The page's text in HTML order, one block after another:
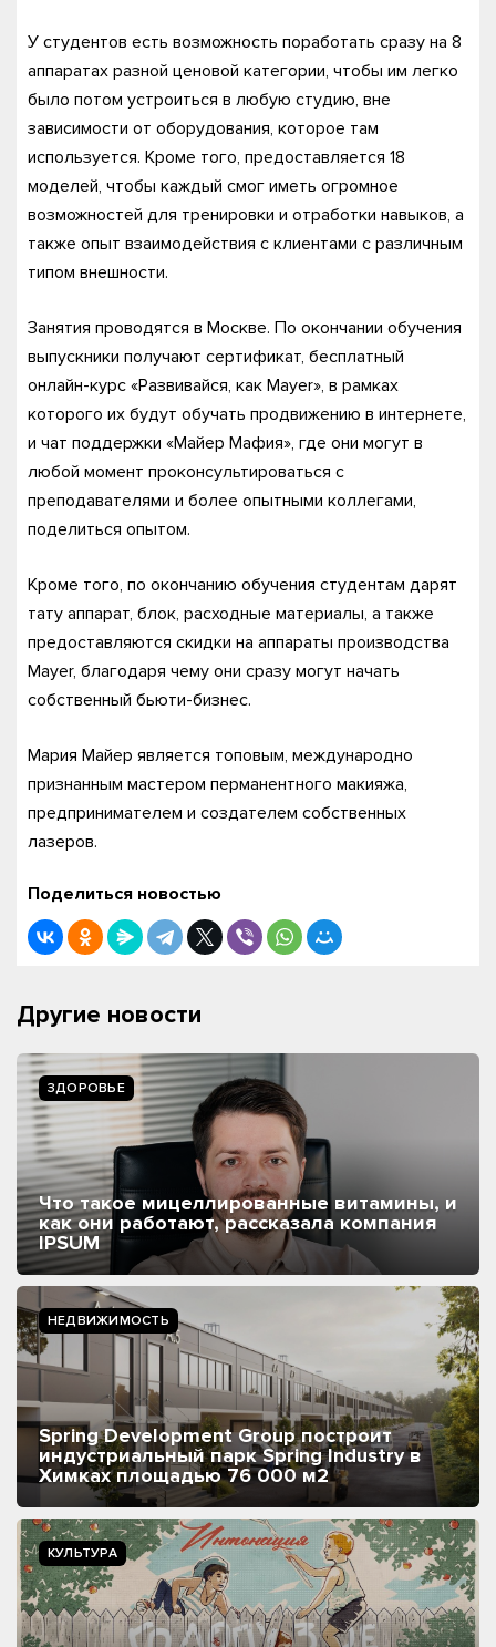
У студентов есть возможность поработать сразу на 8
аппаратах разной ценовой категории, чтобы им легко
было потом устроиться в любую студию, вне
зависимости от оборудования, которое там
используется. Кроме того, предоставляется 18
моделей, чтобы каждый смог иметь огромное
возможностей для тренировки и отработки навыков, а
также опыт взаимодействия с клиентами с различным
типом внешности.
Занятия проводятся в Москве. По окончании обучения
выпускники получают сертификат, бесплатный
онлайн-курс «Развивайся, как Mayer», в рамках
которого их будут обучать продвижению в интернете,
и чат поддержки «Майер Мафия», где они могут в
любой момент проконсультироваться с
преподавателями и более опытными коллегами,
поделиться опытом.
Кроме того, по окончанию обучения студентам дарят
тату аппарат, блок, расходные материалы, а также
предоставляются скидки на аппараты производства
Mayer, благодаря чему они сразу могут начать
собственный бьюти-бизнес.
Мария Майер является топовым, международно
признанным мастером перманентного макияжа,
предпринимателем и создателем собственных
лазеров.
Поделиться новостью
Другие новости
ЗДОРОВЬЕ
Что такое мицеллированные витамины, и
как они работают, рассказала компания
IPSUM
НЕДВИЖИМОСТЬ
Spring Development Group построит
индустриальный парк Spring Industry в
Химках площадью 76 000 м2
КУЛЬТУРА